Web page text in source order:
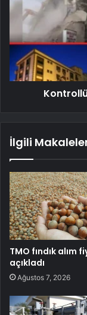
İlgili
TMO fındık alım
açıkladı
Ağustos 7, 2026